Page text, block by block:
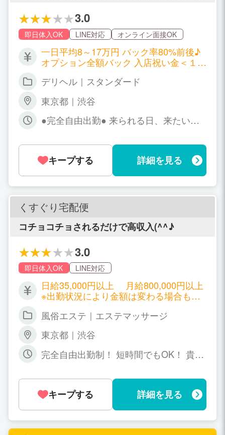
超★有名デリヘル★集客力に自信アリ◎ 「1
日10万」「短時間でも本指名5本」「お昼の回
転率良スギ！」今までの不満も悩みも全部オ
サラバ〜♪◎体験入店フルバック◎オプション
全額バック◎まだ舐め渋谷で過去一稼ぐフォ
ローをいたします！
3.0
即日体入OK LINE対応 オンライン面接OK
一日平均8～17万円 バック率80%前後♪
オプション全額バック 入店祝い金＜１０
━━ 【コース料金（最低保証あり）】 6
5,000円 120分：35,000円 ■ 本指名バッ
ク：3,000円 ■ オプション：1,000円〜7,
000円（全額バック） →2000円、3000
オプションがお客様に大人気です。
デリヘル｜スタンダード
東京都｜渋谷
●完全自由出勤● 来られる日、来たい
◎ 朝5時まで営業♪だから、 働きたい日
だけでOK 時間帯の制約もほぼナシ！
「今日は気分が乗らない…」 「急な予定
が入ってしまった…」 そんな日はもちろ
んお休みでOKです。 ━━━━━━━━
━━━━━━━━━ たとえば… ・週1だ
けもOK ・月1もOK！無理に出なくて大
丈夫????‍♀️ ・「今日やっぱり出勤した
い」も大歓迎♪????️ ・体調不良などの当
日欠勤も大丈夫です ・遅刻もペナルティ
ありません！
キープする 詳細を見る
くすぐり宅配便
コチョコチョされるだけで高収入(^^♪
3.0
即日体入OK LINE対応
日給35,000円以上 月給800,000円以上
※出勤状況により金額は変わる場合もご
ください。
風俗エステ｜エステマッサージ
東京都｜渋谷
完全自由出勤制！ 短時間でもOK！ 貴女
キープする 詳細を見る